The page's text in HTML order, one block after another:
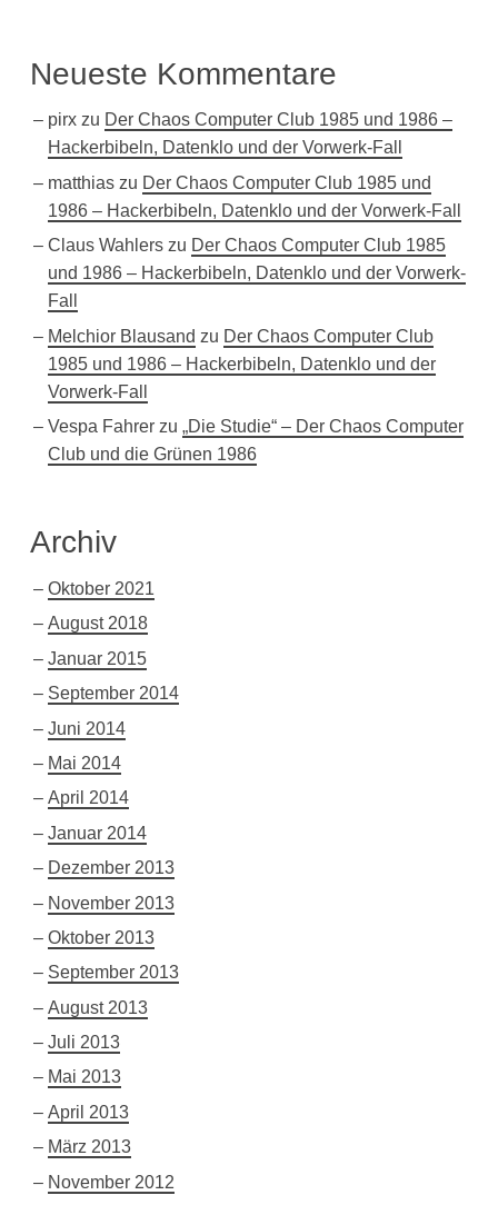
Neueste Kommentare
pirxzu Der Chaos Computer Club 1985 und 1986 –
Hackerbibeln, Datenklo und der Vorwerk-Fall
matthiaszu Der Chaos Computer Club 1985 und
1986 – Hackerbibeln, Datenklo und der Vorwerk-Fall
Claus Wahlerszu Der Chaos Computer Club 1985
und 1986 – Hackerbibeln, Datenklo und der Vorwerk-
Fall
Melchior Blausand zu Der Chaos Computer Club
1985 und 1986 – Hackerbibeln, Datenklo und der
Vorwerk-Fall
Vespa Fahrerzu „Die Studie“ – Der Chaos Computer
Club und die Grünen 1986
Archiv
Oktober 2021
August 2018
Januar 2015
September 2014
Juni 2014
Mai 2014
April 2014
Januar 2014
Dezember 2013
November 2013
Oktober 2013
September 2013
August 2013
Juli 2013
Mai 2013
April 2013
März 2013
November 2012